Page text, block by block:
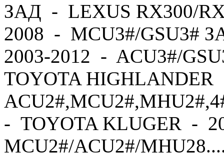
ЗАД - LEXUS RX300/
2008 - MCU3#/GSU3#
2003-2012 - ACU3#/
TOYOTA
- TOYOTA KLUGER -
MCU2#/ACU2#/